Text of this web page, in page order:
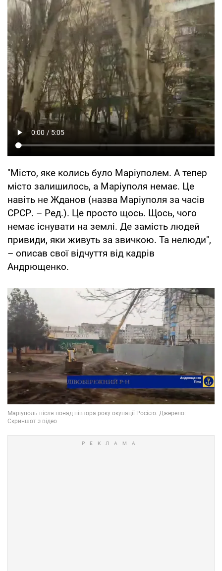
"Місто, яке колись було Маріуполем. А тепер
місто залишилось, а Маріуполя немає. Це
навіть не Жданов (назва Маріуполя за часів
СРСР. – Ред.). Це просто щось. Щось, чого
немає існувати на землі. Де замість людей
привиди, яки живуть за звичкою. Та нелюди",
– описав свої відчуття від кадрів
Андрющенко.